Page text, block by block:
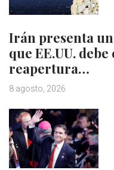
Irán presenta
que EE.UU.
reapertura…
8 agosto, 2026